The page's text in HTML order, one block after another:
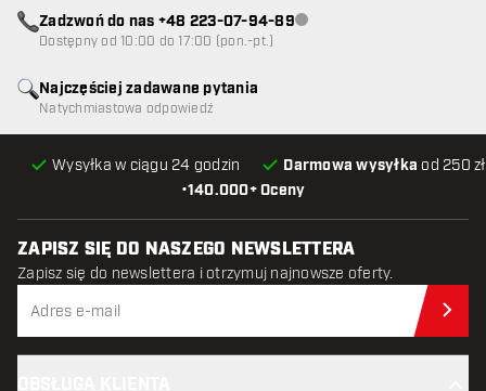
•140.000+ Oceny
Wysyłka w ciągu 24 godzin Darmowa wysyłka od 250
Najczęściej zadawane pytania
Natychmiastowa odpowiedź
Zadzwoń do nas +48 223-07-94-89Obsługa klienta niedostępna
Dostępny od 10:00 do 17:00 (pon.-pt.)
ZAPISZ SIĘ DO NASZEGO NEWSLETTERA
Zapisz się do newslettera i otrzymuj najnowsze oferty.